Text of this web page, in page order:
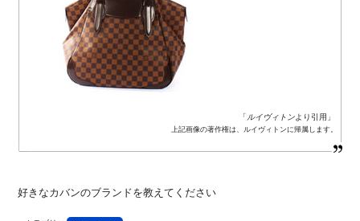
「 ルイヴィトンより引用」
上記画像の著作権は、ルイヴィトンに帰属します。
好きなカバンのブランドを教えてください